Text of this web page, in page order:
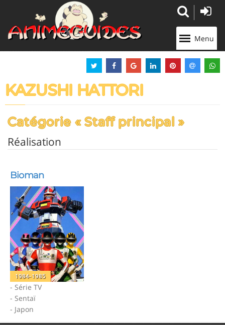
Menu
KAZUSHI HATTORI
Catégorie « Staff principal »
Réalisation
Bioman
1984-1985
- Série TV
- Sentaï
- Japon
Panneau de gestion des cookies